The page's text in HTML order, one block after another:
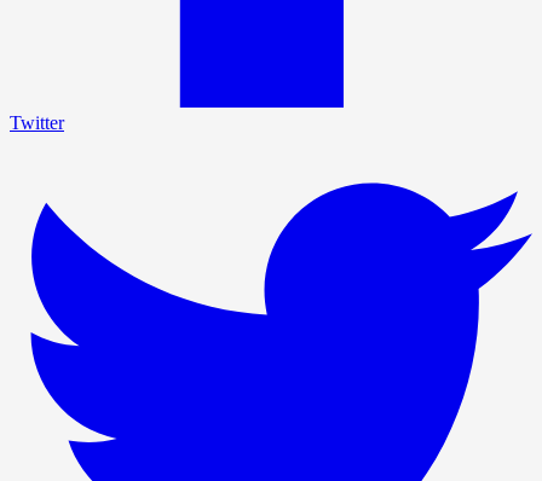
Twitter